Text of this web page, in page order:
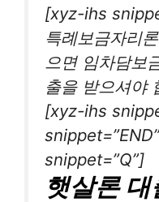
[xyz-ihs
특례보금자리
으면 임차담보
출을 받으셔야
[xyz-ihs
snippet=”Q”]
햇살론